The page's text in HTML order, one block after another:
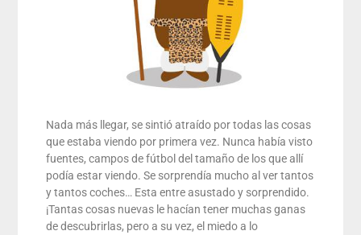
Nada más llegar, se sintió atraído por todas las cosas
que estaba viendo por primera vez. Nunca había visto
fuentes, campos de fútbol del tamaño de los que allí
podía estar viendo. Se sorprendía mucho al ver tantos
y tantos coches… Esta entre asustado y sorprendido.
¡Tantas cosas nuevas le hacían tener muchas ganas
de descubrirlas, pero a su vez, el miedo a lo